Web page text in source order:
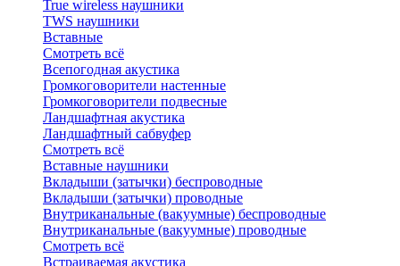
True wireless наушники
TWS наушники
Вставные
Смотреть всё
Всепогодная акустика
Громкоговорители настенные
Громкоговорители подвесные
Ландшафтная акустика
Ландшафтный сабвуфер
Смотреть всё
Вставные наушники
Вкладыши (затычки) беспроводные
Вкладыши (затычки) проводные
Внутриканальные (вакуумные) беспроводные
Внутриканальные (вакуумные) проводные
Смотреть всё
Встраиваемая акустика